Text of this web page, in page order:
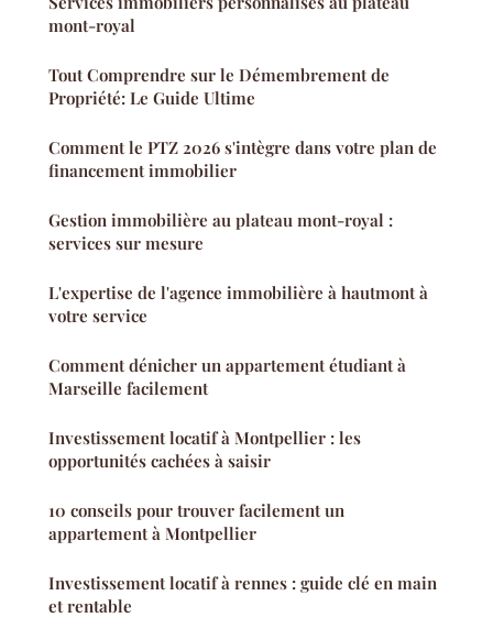
mont-royal
Tout Comprendre sur le Démembrement de
Propriété: Le Guide Ultime
Comment le PTZ 2026 s'intègre dans votre plan de
financement immobilier
Gestion immobilière au plateau mont-royal :
services sur mesure
L'expertise de l'agence immobilière à hautmont à
votre service
Comment dénicher un appartement étudiant à
Marseille facilement
Investissement locatif à Montpellier : les
opportunités cachées à saisir
10 conseils pour trouver facilement un
appartement à Montpellier
Investissement locatif à rennes : guide clé en main
et rentable